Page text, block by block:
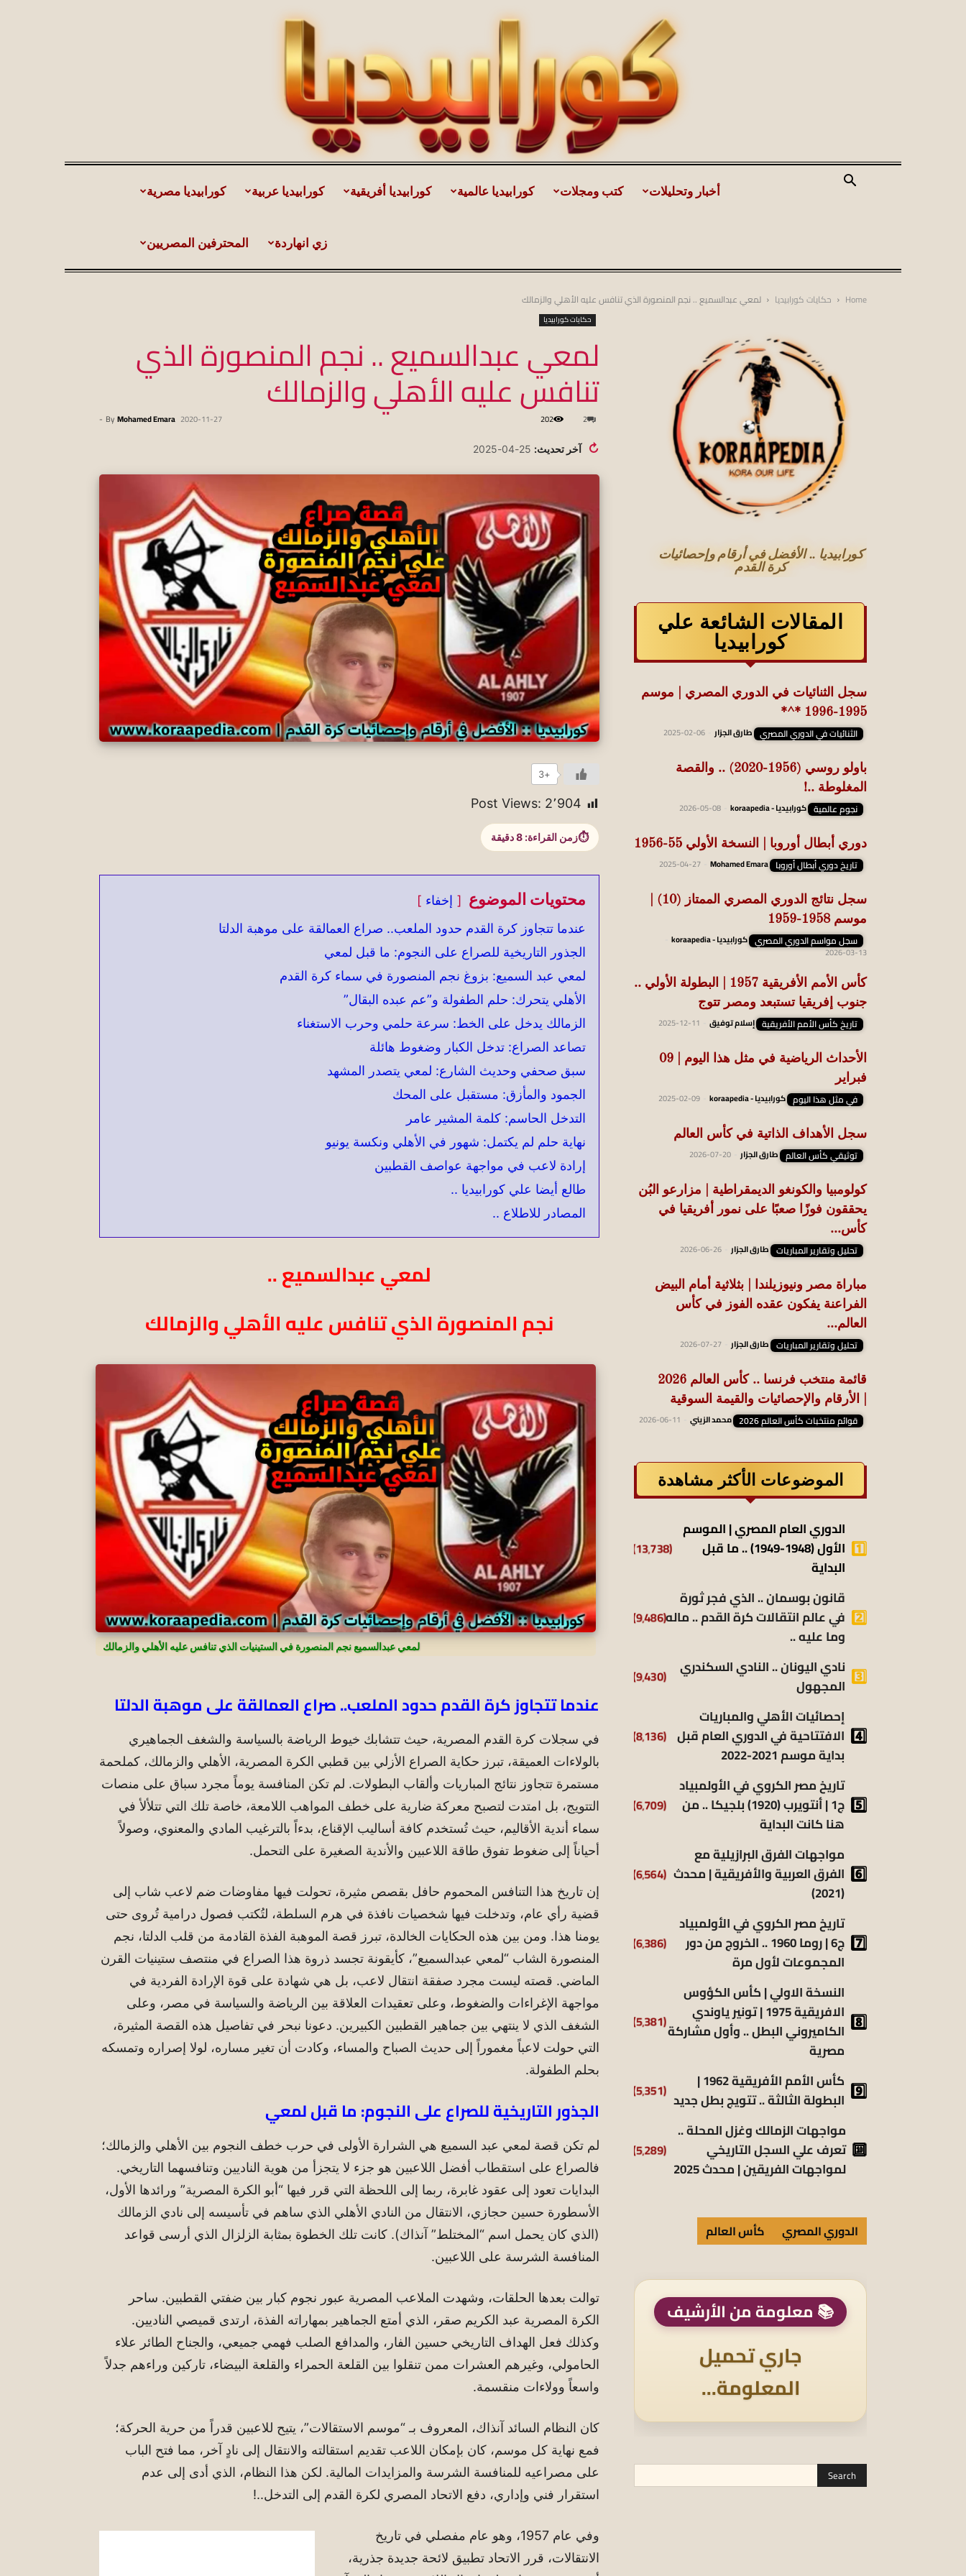
koraapedia
كورابيديا مصرية كورابيديا عربية كورابيديا أفريقية كورابيديا عالمية كتب ومجلات أخبار وتحليلات
المحترفين المصريين زي انهاردة
Home حكايات كورابيديا لمعي عبدالسميع .. نجم المنصورة الذي تنافس عليه الأهلي والزمالك
حكايات كورابيديا
لمعي عبدالسميع .. نجم المنصورة الذي
تنافس عليه الأهلي والزمالك
By Mohamed Emara
- 2020-11-27 2
202
↻ آخر تحديث: 25-04-2025
+3
Post Views: 2٬904
زمن القراءة: 8دقيقة
محتويات الموضوع
إخفاء
عندما تتجاوز كرة القدم حدود الملعب.. صراع العمالقة على موهبة الدلتا
الجذور التاريخية للصراع على النجوم: ما قبل لمعي
لمعي عبد السميع: بزوغ نجم المنصورة في سماء كرة القدم
الأهلي يتحرك: حلم الطفولة و”عم عبده البقال”
الزمالك يدخل على الخط: سرعة حلمي وحرب الاستغناء
تصاعد الصراع: تدخل الكبار وضغوط هائلة
سبق صحفي وحديث الشارع: لمعي يتصدر المشهد
الجمود والمأزق: مستقبل على المحك
التدخل الحاسم: كلمة المشير عامر
نهاية حلم لم يكتمل: شهور في الأهلي ونكسة يونيو
إرادة لاعب في مواجهة عواصف القطبين
طالع أيضا علي كورابيديا ..
المصادر للاطلاع ..
لمعي عبدالسميع ..
نجم المنصورة الذي تنافس عليه الأهلي والزمالك
لمعي عبدالسميع نجم المنصورة في الستينيات الذي تنافس عليه الأهلي والزمالك
عندما تتجاوز كرة القدم حدود الملعب.. صراع العمالقة على موهبة الدلتا
في سجلات كرة القدم المصرية، حيث تتشابك خيوط الرياضة بالسياسة والشغف الجماهيري
بالولاءات العميقة، تبرز حكاية الصراع الأزلي بين قطبي الكرة المصرية، الأهلي والزمالك، كملحمة
مستمرة تتجاوز نتائج المباريات وألقاب البطولات. لم تكن المنافسة يوماً مجرد سباق على منصات
التتويج، بل امتدت لتصبح معركة ضارية على خطف المواهب اللامعة، خاصة تلك التي تتلألأ في
سماء أندية الأقاليم، حيث تُستخدم كافة أساليب الإقناع، بدءاً بالترغيب المادي والمعنوي، وصولاً
أحياناً إلى ضغوط تفوق طاقة اللاعبين والأندية الصغيرة على التحمل.
إن تاريخ هذا التنافس المحموم حافل بقصص مثيرة، تحولت فيها مفاوضات ضم لاعب شاب إلى
قضية رأي عام، وتدخلت فيها شخصيات نافذة في هرم السلطة، لتُكتب فصول درامية تُروى حتى
يومنا هذا. ومن بين هذه الحكايات الخالدة، تبرز قصة الموهبة الفذة القادمة من قلب الدلتا، نجم
المنصورة الشاب “لمعي عبدالسميع”، كأيقونة تجسد ذروة هذا الصراع في منتصف ستينيات القرن
الماضي. قصته ليست مجرد صفقة انتقال لاعب، بل هي شهادة على قوة الإرادة الفردية في
مواجهة الإغراءات والضغوط، وعلى تعقيدات العلاقة بين الرياضة والسياسة في مصر، وعلى
الشغف الذي لا ينتهي بين جماهير القطبين الكبيرين. دعونا نبحر في تفاصيل هذه القصة المثيرة،
التي حولت لاعباً مغموراً إلى حديث الصباح والمساء، وكادت أن تغير مساره، لولا إصراره وتمسكه
بحلم الطفولة.
الجذور التاريخية للصراع على النجوم: ما قبل لمعي
لم تكن قصة لمعي عبد السميع هي الشرارة الأولى في حرب خطف النجوم بين الأهلي والزمالك؛
فالصراع على استقطاب أفضل اللاعبين هو جزء لا يتجزأ من هوية الناديين وتنافسهما التاريخي.
البدايات تعود إلى عقود غابرة، ربما إلى اللحظة التي قرر فيها “أبو الكرة المصرية” ورائدها الأول،
الأسطورة حسين حجازي، الانتقال من النادي الأهلي الذي ساهم في تأسيسه إلى نادي الزمالك
(الذي كان يحمل اسم “المختلط” آنذاك). كانت تلك الخطوة بمثابة الزلزال الذي أرسى قواعد
المنافسة الشرسة على اللاعبين.
توالت بعدها الحلقات، وشهدت الملاعب المصرية عبور نجوم كبار بين ضفتي القطبين. ساحر
الكرة المصرية عبد الكريم صقر، الذي أمتع الجماهير بمهاراته الفذة، ارتدى قميصي الناديين.
وكذلك فعل الهداف التاريخي حسين الفار، والمدافع الصلب فهمي جميعي، والجناح الطائر علاء
الحامولي، وغيرهم العشرات ممن تنقلوا بين القلعة الحمراء والقلعة البيضاء، تاركين وراءهم جدلاً
واسعاً وولاءات منقسمة.
كان النظام السائد آنذاك، المعروف بـ “موسم الاستقالات”، يتيح للاعبين قدراً من حرية الحركة؛
فمع نهاية كل موسم، كان بإمكان اللاعب تقديم استقالته والانتقال إلى نادٍ آخر، مما فتح الباب
على مصراعيه للمنافسة الشرسة والمزايدات المالية. لكن هذا النظام، الذي أدى إلى عدم
استقرار فني وإداري، دفع الاتحاد المصري لكرة القدم إلى التدخل..!
وفي عام 1957، وهو عام مفصلي في تاريخ
الانتقالات، قرر الاتحاد تطبيق لائحة جديدة جذرية،
كورابيديا .. الأفضل في أرقام وإحصائيات
كرة القدم
المقالات الشائعة علي
كورابيديا
سجل الثنائيات في الدوري المصري | موسم
1995-1996 *^*
الثنائيات في الدوري المصري طارق الجزار 2025-02-06
باولو روسي (1956-2020) .. والقصة
المغلوطة ..!
نجوم عالمية كورابيديا - koraapedia 2026-05-08
دوري أبطال أوروبا | النسخة الأولي 55-1956
تاريخ دوري أبطال أوروبا Mohamed Emara
2025-04-27
سجل نتائج الدوري المصري الممتاز (10) |
موسم 1958-1959
سجل مواسم الدوري المصري كورابيديا - koraapedia
2026-03-13
كأس الأمم الأفريقية 1957 | البطولة الأولي ..
جنوب إفريقيا تستبعد ومصر تتوج
تاريخ كأس الأمم الأفريقية إسلام توفيق 2025-12-11
الأحداث الرياضية في مثل هذا اليوم | 09
فبراير
في مثل هذا اليوم كورابيديا - koraapedia 2025-02-09
سجل الأهداف الذاتية في كأس العالم
توثيقي كأس العالم طارق الجزار 2026-07-20
كولومبيا والكونغو الديمقراطية | مزارعو البُن
يحققون فوزًا صعبًا على نمور أفريقيا في
كأس...
تحليل وتقارير المباريات طارق الجزار 2026-06-26
مباراة مصر ونيوزيلندا | بثلاثية أمام البيض
الفراعنة يفكون عقده الفوز في كأس
العالم...
تحليل وتقارير المباريات طارق الجزار 2026-07-27
قائمة منتخب فرنسا .. كأس العالم 2026
| الأرقام والإحصائيات والقيمة السوقية
قوائم منتخبات كأس العالم 2026 محمد الزيني 2026-06-11
الموضوعات الأكثر مشاهدة
الدوري العام المصري | الموسم
الأول (1948-1949) .. ما قبل
البداية
(13٬738)
قانون بوسمان .. الذي فجر ثورة
في عالم انتقالات كرة القدم .. ماله
وما عليه ..
(9٬486)
نادي اليونان .. النادي السكندري
المجهول
(9٬430)
إحصائيات الأهلي والمباريات
الافتتاحية في الدوري العام قبل
بداية موسم 2021-2022
(8٬136)
تاريخ مصر الكروي في الأولمبياد
ج1 | أنتويرب (1920) بلجيكا .. من
هنا كانت البداية
(6٬709)
مواجهات الفرق البرازيلية مع
الفرق العربية والأفريقية | محدث
(2021)
(6٬564)
تاريخ مصر الكروي في الأولمبياد
ج6 | روما 1960 .. الخروج من دور
المجموعات لأول مرة
(6٬386)
النسخة الاولي | كأس الكؤوس
الافريقية 1975 | تونير ياوندي
الكاميروني البطل .. وأول مشاركة
مصرية
(5٬381)
كأس الأمم الأفريقية 1962 |
البطولة الثالثة .. تتويج بطل جديد (5٬351)
مواجهات الزمالك وغزل المحلة ..
تعرف علي السجل التاريخي
لمواجهات الفريقين | محدث 2025
(5٬289)
الدوري المصري كأس العالم
📚 معلومة من الأرشيف
جاري تحميل
المعلومة...